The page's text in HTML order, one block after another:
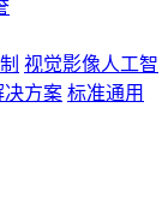
视觉影像人工智
决方案 标准通用